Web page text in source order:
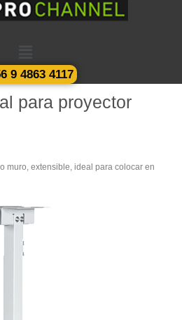
9 4863 4117
para proyector
muro, extensible, ideal para colocar en